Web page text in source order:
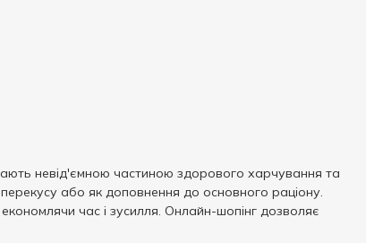
невід'ємною частиною здорового харчування та
або як доповнення до основного раціону.
час і зусилля. Онлайн-шопінг дозволяє